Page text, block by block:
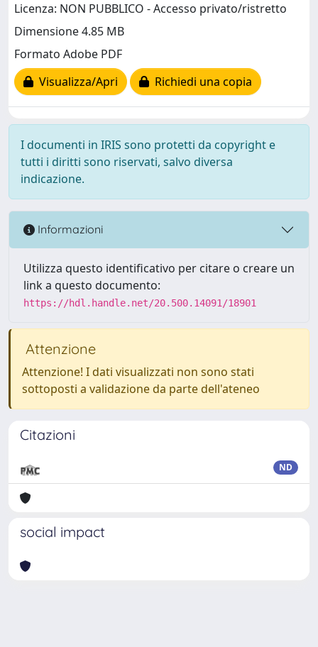
Licenza: NON PUBBLICO - Accesso privato/ristretto
Dimensione 4.85 MB
Formato Adobe PDF
Visualizza/Apri
Richiedi una copia
I documenti in IRIS sono protetti da copyright e
tutti i diritti sono riservati, salvo diversa
indicazione.
Informazioni
Utilizza questo identificativo per citare o creare un
link a questo documento:
https://hdl.handle.net/20.500.14091/18901
Attenzione
Attenzione! I dati visualizzati non sono stati
sottoposti a validazione da parte dell'ateneo
Citazioni
ND
social impact